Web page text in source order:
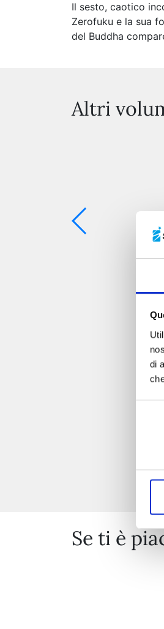
di
Il sesto, caotico
Zerofuku e la sua
del Buddha
Altri
Se ti è